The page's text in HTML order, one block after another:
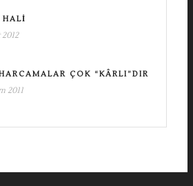
HALI
2012
ÇOK “KÂRLI”DIR
2011